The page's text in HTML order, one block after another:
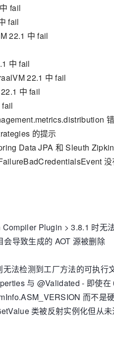
fail
fail
22.1 中 fail
中 fail
22.1 中 fail
中 fail
的提示
Data JPA 和 Sleuth
没
Plugin > 3.8.1 时无
导致生成的 AOT 源被删除
法检测到工厂方法的可执行
与 @Validated - 即使
而不是
类被反射实例化但从